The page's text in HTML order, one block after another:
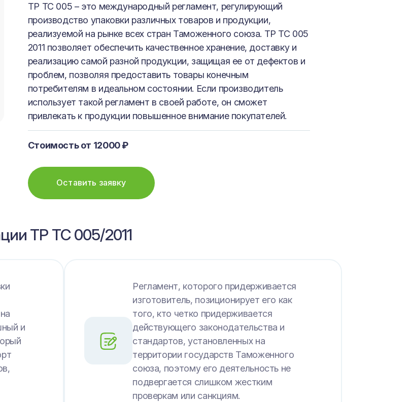
ТР ТС 005 – это международный регламент, регулирующий
производство упаковки различных товаров и продукции,
реализуемой на рынке всех стран Таможенного союза. ТР ТС 005
2011 позволяет обеспечить качественное хранение, доставку и
реализацию самой разной продукции, защищая ее от дефектов и
проблем, позволяя предоставить товары конечным
потребителям в идеальном состоянии. Если производитель
использует такой регламент в своей работе, он сможет
привлекать к продукции повышенное внимание покупателей.
Стоимость от 12000 ₽
Оставить заявку
ТР ТС 005/2011
и
Регламент, которого придерживается
изготовитель, позиционирует его как
того, кто четко придерживается
действующего законодательства и
стандартов, установленных на
территории государств Таможенного
союза, поэтому его деятельность не
подвергается слишком жестким
проверкам или санкциям.